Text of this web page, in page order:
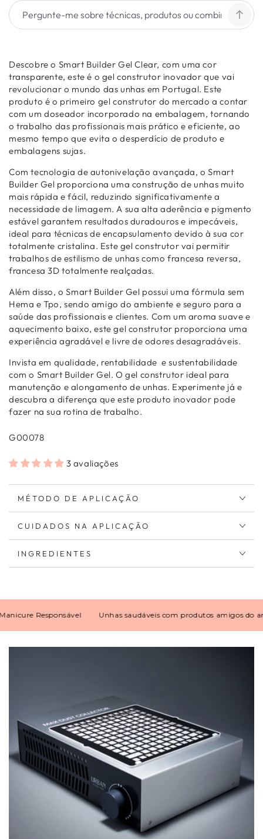
Descobre o Smart Builder Gel Clear, com uma cor
transparente, este é o gel construtor inovador que vai
revolucionar o mundo das unhas em Portugal. Este
produto é o primeiro gel construtor do mercado a contar
com um doseador incorporado na embalagem, tornando
o trabalho das profissionais mais prático e eficiente, ao
mesmo tempo que evita o desperdício de produto e
embalagens sujas.
Com tecnologia de autonivelação avançada, o Smart
Builder Gel proporciona uma construção de unhas muito
mais rápida e fácil, reduzindo significativamente a
necessidade de limagem. A sua alta aderência e pigmento
estável garantem resultados duradouros e impecáveis,
ideal para técnicas de encapsulamento devido à sua cor
totalmente cristalina. Este gel construtor vai permitir
trabalhos de estilismo de unhas como francesa reversa,
francesa 3D totalmente realçadas.
Além disso, o Smart Builder Gel possui uma fórmula sem
Hema e Tpo, sendo amigo do ambiente e seguro para a
saúde das profissionais e clientes. Com um aroma suave e
aquecimento baixo, este gel construtor proporciona uma
experiência agradável e livre de odores desagradáveis.
Invista em qualidade, rentabilidade e sustentabilidade
com o Smart Builder Gel. O gel construtor ideal para
manutenção e alongamento de unhas. Experimente já e
descubra a diferença que este produto inovador pode
fazer na sua rotina de trabalho.
G00078
3 avaliações
MÉTODO DE APLICAÇÃO
CUIDADOS NA APLICAÇÃO
INGREDIENTES
Responsável Unhas saudáveis com produtos amigos do